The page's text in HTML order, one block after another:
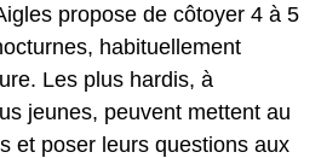
propose de côtoyer 4 à 5
habituellement
Les plus hardis, à
jeunes, peuvent mettent au
et poser leurs questions aux